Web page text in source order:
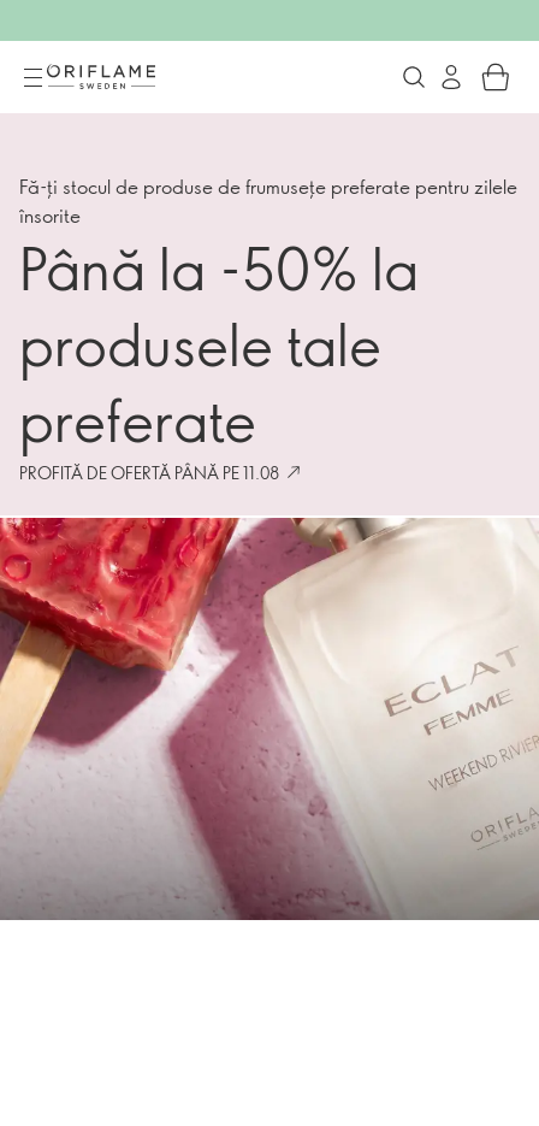
Fă-ți stocul de produse de frumusețe preferate pentru zilele
însorite
Până la -50% la
produsele tale
preferate
PROFITĂ DE OFERTĂ PÂNĂ PE 11.08